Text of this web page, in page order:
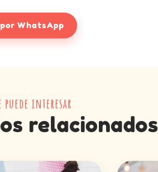
WhatsApp
puede interesar
relacionados